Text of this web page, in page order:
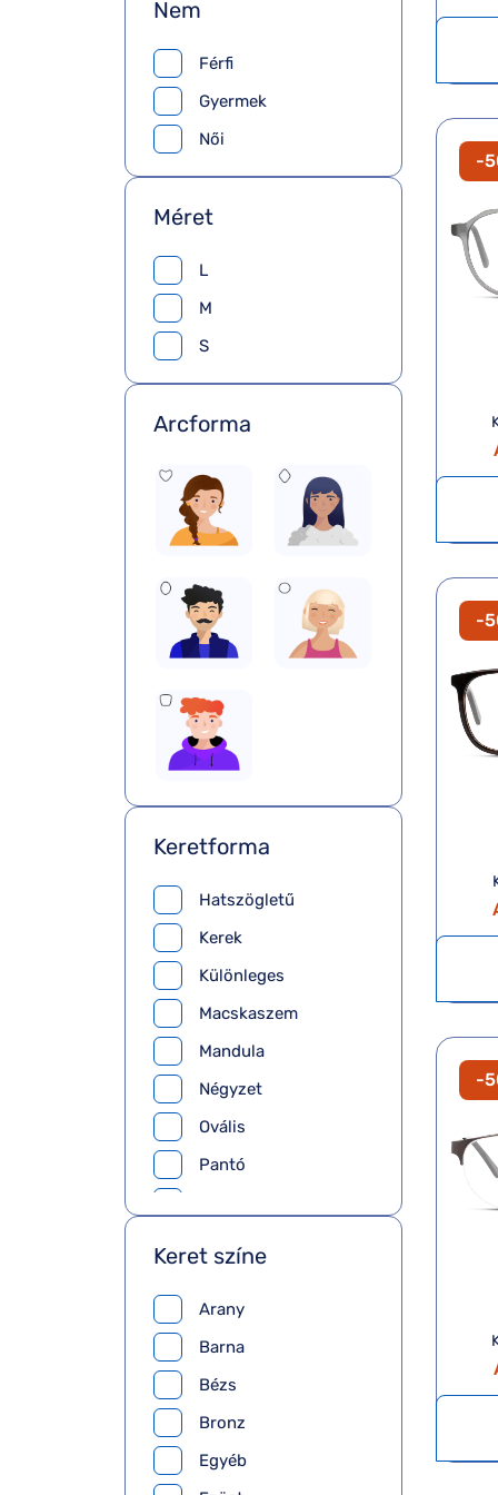
Méret
L
M
S
Nem
Férfi
Gyermek
Női
Keretforma
Hatszögletű
Kerek
Különleges
Macskaszem
Mandula
Négyzet
Ovális
Pantó
Arcforma
Keret színe
Arany
Barna
Bézs
Bronz
Egyéb
-
-
-